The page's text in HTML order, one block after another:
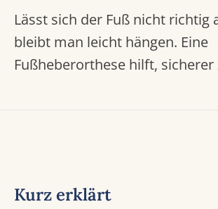
Lässt sich der Fuß nicht richtig
bleibt man leicht hängen. Eine
Fußheberorthese hilft, sicherer
Kurz erklärt